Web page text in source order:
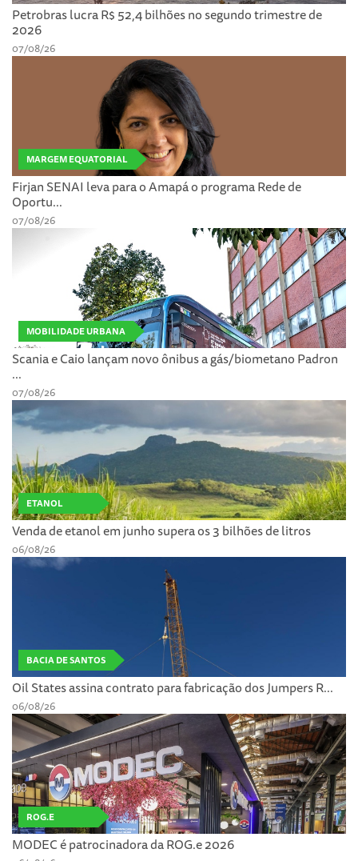
Petrobras lucra R$ 52,4 bilhões no segundo trimestre de
2026
07/08/26
MARGEM EQUATORIAL
Firjan SENAI leva para o Amapá o programa Rede de
Oportu...
07/08/26
MOBILIDADE URBANA
Scania e Caio lançam novo ônibus a gás/biometano Padron
...
07/08/26
ETANOL
Venda de etanol em junho supera os 3 bilhões de litros
06/08/26
BACIA DE SANTOS
Oil States assina contrato para fabricação dos Jumpers R...
06/08/26
ROG.E
MODEC é patrocinadora da ROG.e 2026